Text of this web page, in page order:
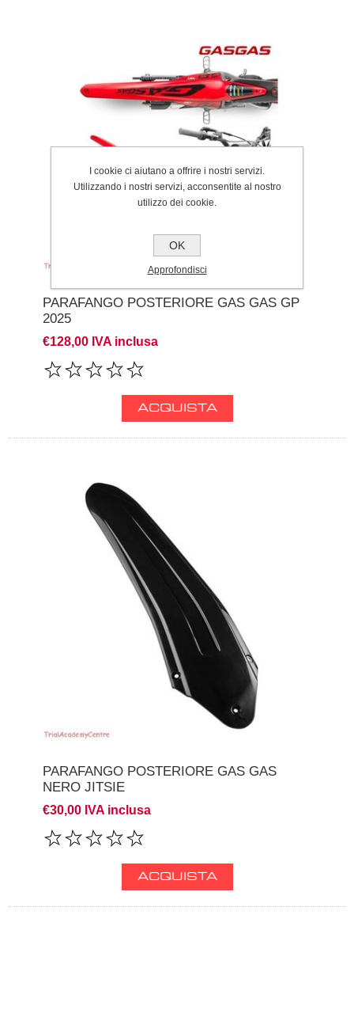
PARAFANGO POSTERIORE GAS GAS GP
2025
€128,00 IVA inclusa
PARAFANGO POSTERIORE GAS GAS
NERO JITSIE
€30,00 IVA inclusa
I cookie ci aiutano a offrire i nostri servizi.
Utilizzando i nostri servizi, acconsentite al nostro
utilizzo dei cookie.
OK
Approfondisci